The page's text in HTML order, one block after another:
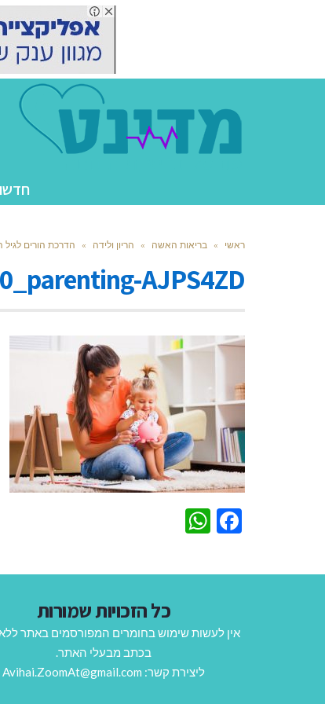
ראשי » בריאות האשה » הריון ולידה » הדרכת הורים לגיל
AJPS4ZD
Facebook
כל הזכויות שמורות
אין לעשות שימוש בחומרים המפורסמים באתר
בכתב מבעלי האתר.
ליצירת קשר: Avihai.ZoomAt@gmail.com